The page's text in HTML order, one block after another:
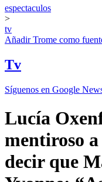
espectaculos
>
tv
AñadirTrome como
Tv
Síguenos en Google
Lucía
mentiroso a
decir que